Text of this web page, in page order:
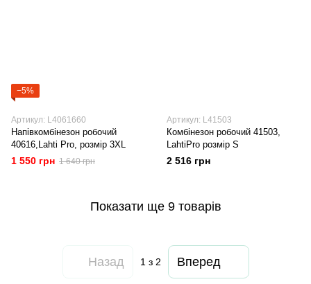
−5%
Артикул: L4061660
Напівкомбінезон робочий
40616,Lahti Pro, розмір 3XL
1 550 грн 1 640 грн
Артикул: L41503
Комбінезон робочий 41503,
LahtiPro розмір S
2 516 грн
Показати ще 9 товарів
Назад 1 з 2 Вперед